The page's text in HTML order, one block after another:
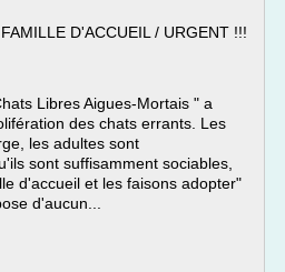
D'ACCUEIL / URGENT !!!
Libres Aigues-Mortais " a
des chats errants. Les
les adultes sont
sont suffisamment sociables,
d'accueil et les faisons adopter"
d'aucun...